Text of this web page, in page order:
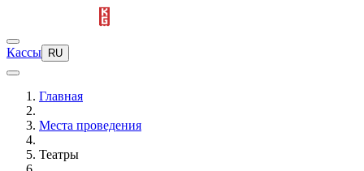
Кассы RU
Главная
Места проведения
Театры